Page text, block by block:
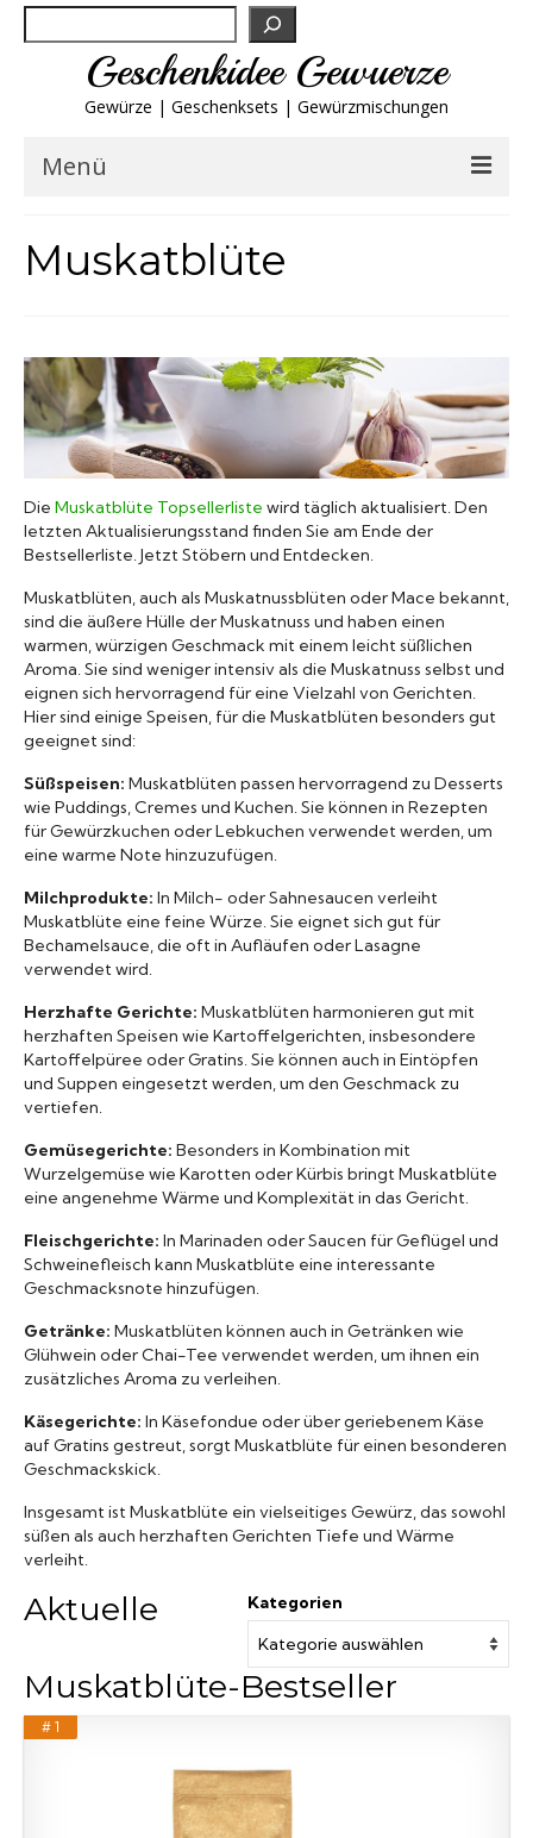
Geschenkidee Gewuerze
Gewürze | Geschenksets | Gewürzmischungen
Menü
Gewürzgläser
Gewürzregal
Marken A-Z
Mörser
Bücher
Muskatblüte
Die Muskatblüte Topsellerliste wird täglich aktualisiert. Den
letzten Aktualisierungsstand finden Sie am Ende der
Bestsellerliste. Jetzt Stöbern und Entdecken.
Muskatblüten, auch als Muskatnussblüten oder Mace bekannt,
sind die äußere Hülle der Muskatnuss und haben einen
warmen, würzigen Geschmack mit einem leicht süßlichen
Aroma. Sie sind weniger intensiv als die Muskatnuss selbst und
eignen sich hervorragend für eine Vielzahl von Gerichten.
Hier sind einige Speisen, für die Muskatblüten besonders gut
geeignet sind:
Süßspeisen: Muskatblüten passen hervorragend zu Desserts
wie Puddings, Cremes und Kuchen. Sie können in Rezepten
für Gewürzkuchen oder Lebkuchen verwendet werden, um
eine warme Note hinzuzufügen.
Milchprodukte: In Milch- oder Sahnesaucen verleiht
Muskatblüte eine feine Würze. Sie eignet sich gut für
Bechamelsauce, die oft in Aufläufen oder Lasagne
verwendet wird.
Herzhafte Gerichte: Muskatblüten harmonieren gut mit
herzhaften Speisen wie Kartoffelgerichten, insbesondere
Kartoffelpüree oder Gratins. Sie können auch in Eintöpfen
und Suppen eingesetzt werden, um den Geschmack zu
vertiefen.
Gemüsegerichte: Besonders in Kombination mit
Wurzelgemüse wie Karotten oder Kürbis bringt Muskatblüte
eine angenehme Wärme und Komplexität in das Gericht.
Fleischgerichte: In Marinaden oder Saucen für Geflügel und
Schweinefleisch kann Muskatblüte eine interessante
Geschmacksnote hinzufügen.
Getränke: Muskatblüten können auch in Getränken wie
Glühwein oder Chai-Tee verwendet werden, um ihnen ein
zusätzliches Aroma zu verleihen.
Käsegerichte: In Käsefondue oder über geriebenem Käse
auf Gratins gestreut, sorgt Muskatblüte für einen besonderen
Geschmackskick.
Insgesamt ist Muskatblüte ein vielseitiges Gewürz, das sowohl
süßen als auch herzhaften Gerichten Tiefe und Wärme
verleiht.
Kategorien
Aktuelle
Muskatblüte-Bestseller
# 1